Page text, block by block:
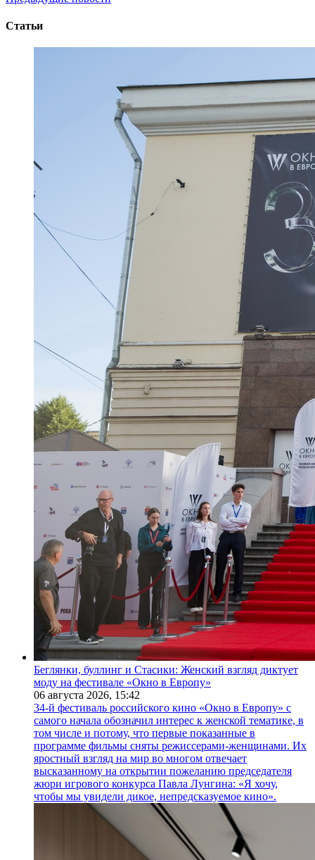
Статьи
Беглянки, буллинг и Стасики: Женский взгляд диктует
моду на фестивале «Окно в Европу»
06 августа 2026, 15:42
34-й фестиваль российского кино «Окно в Европу» с
самого начала обозначил интерес к женской тематике, в
том числе и потому, что первые показанные в
программе фильмы сняты режиссерами-женщинами. Их
яростный взгляд на мир во многом отвечает
высказанному на открытии пожеланию председателя
жюри игрового конкурса Павла Лунгина: «Я хочу,
чтобы мы увидели дикое, непредсказуемое кино».